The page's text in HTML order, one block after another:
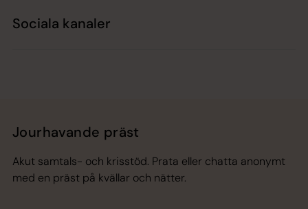
Sociala kanaler
Jourhavande präst
Akut samtals- och krisstöd. Prata eller chatta anonymt
med en präst på kvällar och nätter.